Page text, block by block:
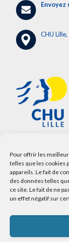
Pour offrir les
telles que les cookies
appareils. Le fait de
des données telles
ce site. Le fait de ne
un effet négatif sur
Envoyez
CHU